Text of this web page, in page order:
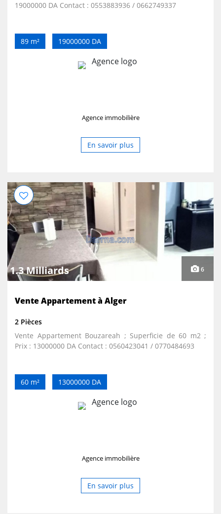
19000000 DA Contact : 0553883936 / 0662749337
89 m² 19000000 DA
Agence immobilière
En savoir plus
1.3 Milliards 6
Vente Appartement à Alger
2 Pièces
Vente Appartement Bouzareah ; Superficie de 60 m2 ;
Prix : 13000000 DA Contact : 0560423041 / 0770484693
60 m² 13000000 DA
Agence immobilière
En savoir plus